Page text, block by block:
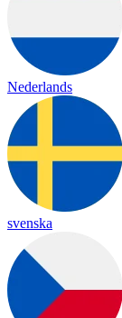
Nederlands
svenska